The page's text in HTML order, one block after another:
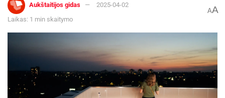
Aukštaitijos gidas
2025-04-02
Laikas: 1 min skaitymo
AA